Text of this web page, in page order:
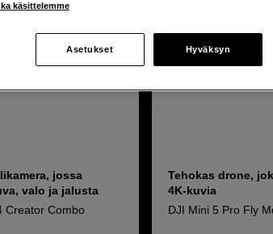
jossa
valo ja jalusta
Creator Combo
Tehokas drone,
4K-kuvia
DJI Mini 5 Pro Fly
käsittelemme
Asetukset Hyväksyn